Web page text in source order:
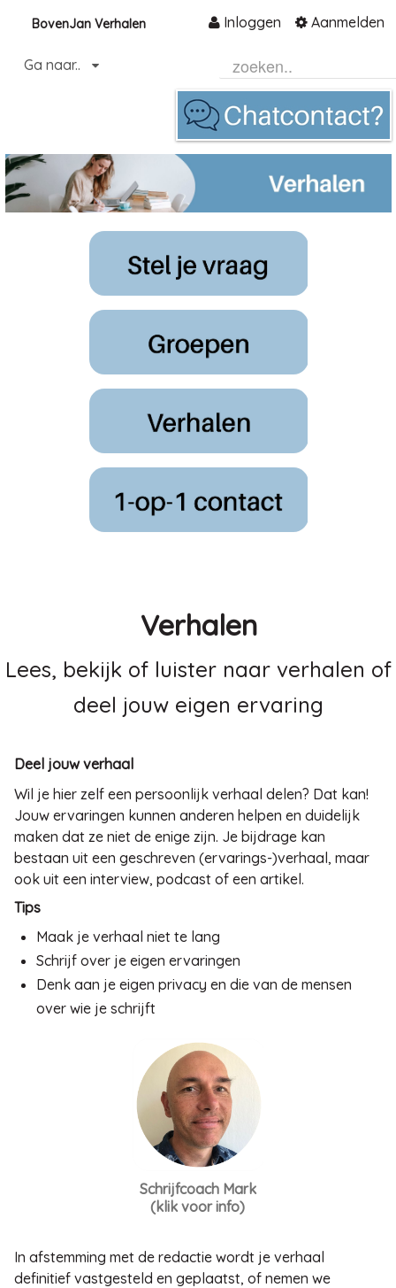
Naar content
Inloggen Aanmelden
BovenJan Verhalen
Home
Hulp en ondersteuning
Over ons platform
Ga naar..
Verhalen
Lees, bekijk of luister naar verhalen of
deel jouw eigen ervaring
Deel jouw verhaal
Wil je hier zelf een persoonlijk verhaal delen? Dat kan!
Jouw ervaringen kunnen anderen helpen en duidelijk
maken dat ze niet de enige zijn. Je bijdrage kan
bestaan uit een geschreven (ervarings-)verhaal, maar
ook uit een interview, podcast of een artikel.
Tips
Maak je verhaal niet te lang
Schrijf over je eigen ervaringen
Denk aan je eigen privacy en die van de mensen
over wie je schrijft
Schrijfcoach Mark
(klik voor info)
In afstemming met de redactie wordt je verhaal
definitief vastgesteld en geplaatst, of nemen we